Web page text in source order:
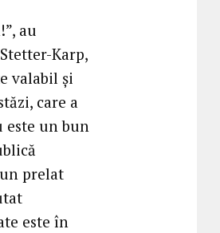
au
Karp,
valabil și
care a
este un bun
prelat
este în